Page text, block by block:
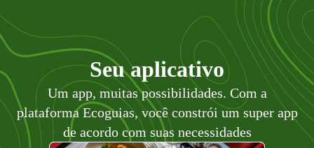
Seu aplicativo
Um app, muitas possibilidades. Com a
plataforma Ecoguias, você constrói um super app
de acordo com suas necessidades